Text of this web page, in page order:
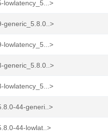
lowlatency_5...>
generic_5.8.0..>
lowlatency_5...>
generic_5.8.0..>
lowlatency_5...>
44-generi..>
44-lowlat..>